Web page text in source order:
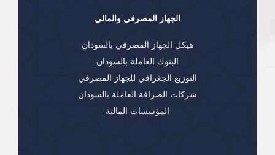
الجهاز المصرفي والمالي
هيكل الجهاز المصرفي بالسودان
البنوك العاملة بالسودان
التوزيع الجغرافي للجهاز المصرفي
شركات الصرافة العاملة بالسودان
المؤسسات المالية